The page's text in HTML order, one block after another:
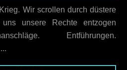
Wir scrollen durch düstere
uns unsere Rechte entzogen
Entführungen.